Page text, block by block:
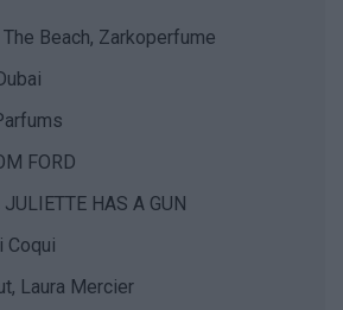
Beach, Zarkoperfume
FORD
HAS A GUN
Coqui
Laura Mercier